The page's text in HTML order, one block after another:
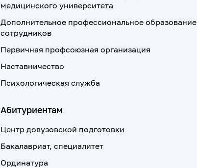
медицинского университета
Дополнительное профессиональное образование
сотрудников
Первичная профсоюзная организация
Наставничество
Психологическая служба
Абитуриентам
Центр довузовской подготовки
Бакалавриат, специалитет
Ординатура